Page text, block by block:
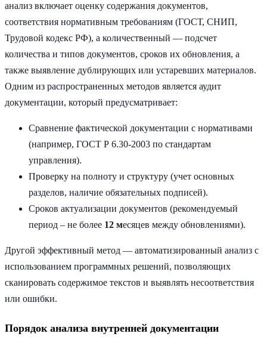
анализ включает оценку содержания документов,
соответствия нормативным требованиям (ГОСТ, СНИП,
Трудовой кодекс РФ), а количественный — подсчет
количества и типов документов, сроков их обновления, а
также выявление дублирующих или устаревших материалов.
Одним из распространенных методов является аудит
документации, который предусматривает:
Сравнение фактической документации с нормативами
(например, ГОСТ Р 6.30-2003 по стандартам
управления).
Проверку на полноту и структуру (учет основных
разделов, наличие обязательных подписей).
Сроков актуализации документов (рекомендуемый
период – не более 12 месяцев между обновлениями).
Другой эффективный метод — автоматизированный анализ с
использованием программных решений, позволяющих
сканировать содержимое текстов и выявлять несоответствия
или ошибки.
Порядок анализа внутренней документации